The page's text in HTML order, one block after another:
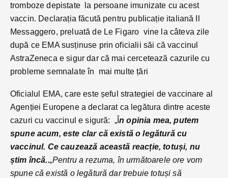
tromboze depistate la persoane imunizate cu acest
vaccin. Declarația făcută pentru publicație italiană Il
Messaggero, preluată de Le Figaro vine la câteva zile
după ce EMA susținuse prin oficialii săi că vaccinul
AstraZeneca e sigur dar că mai cercetează cazurile cu
probleme semnalate în mai multe țări
Oficialul EMA, care este șeful strategiei de vaccinare al
Agenției Europene a declarat ca legătura dintre aceste
cazuri cu vaccinul e sigură: „În opinia mea, putem
spune acum, este clar că există o legătură cu
vaccinul. Ce cauzează această reacție, totuși, nu
știm încă..„Pentru a rezuma, în următoarele ore vom
spune că există o legătură dar trebuie totuși să